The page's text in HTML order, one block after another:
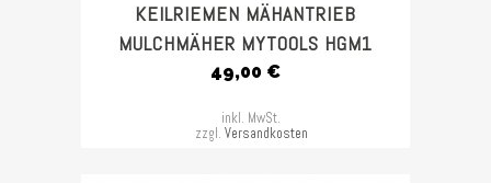
KEILRIEMEN MÄHANTRIEB
MULCHMÄHER MYTOOLS HGM1
49,00 €
inkl. MwSt.
zzgl. Versandkosten